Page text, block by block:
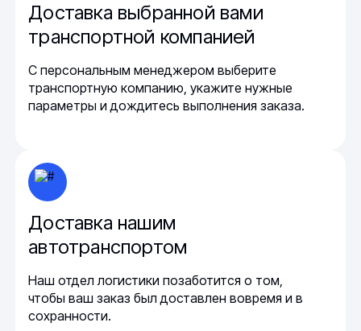
Доставка выбранной вами
транспортной компанией
С персональным менеджером выберите
транспортную компанию, укажите нужные
параметры и дождитесь выполнения заказа.
Доставка нашим
автотранспортом
Наш отдел логистики позаботится о том,
чтобы ваш заказ был доставлен вовремя и в
сохранности.